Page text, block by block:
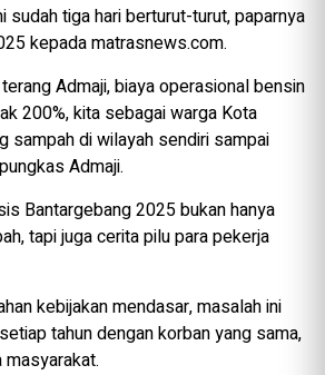
sudah tiga hari berturut-turut, paparnya
kepada matrasnews.com.
Admaji, biaya operasional bensin
200%, kita sebagai warga Kota
sampah di wilayah sendiri sampai
Admaji.
Bantargebang 2025 bukan hanya
tapi juga cerita pilu para pekerja
kebijakan mendasar, masalah ini
tahun dengan korban yang sama,